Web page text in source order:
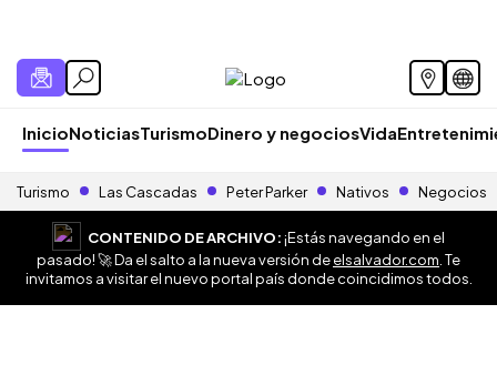
InicioNoticiasTurismoDinero y negociosVida
Turismo Las Cascadas Peter Parker Nativos Negocios
CONTENIDO DE ARCHIVO:¡Estás navegando en el
pasado! 🚀 Da el salto a la nueva versión deelsalvador.com . Te
invitamos a visitar el nuevo portal país donde coincidimos todos.